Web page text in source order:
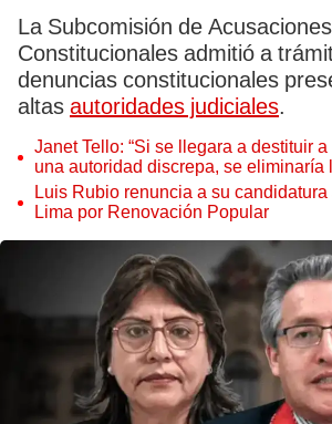
La Subcomisión de Acusaciones
Constitucionales admitió a
denuncias constitucionales
altas autoridades judiciales.
Janet Tello: “Si se llegara a destituir
una autoridad discrepa, se
judicial”
Luis Rubio renuncia a su
Lima por Renovación Popular